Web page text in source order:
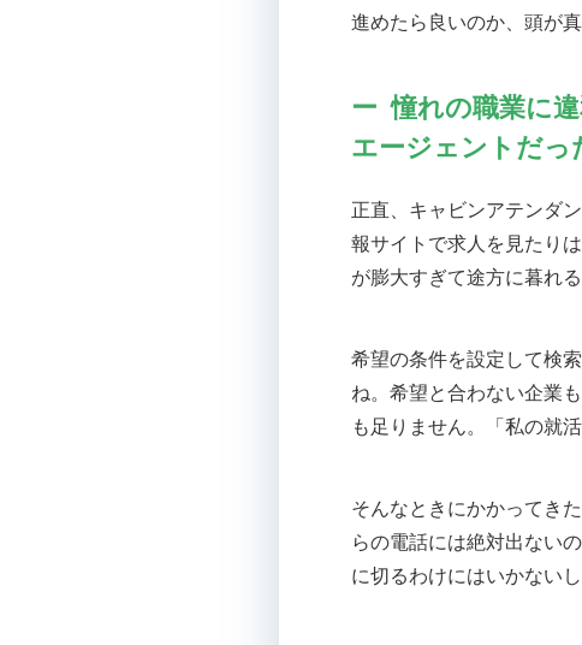
進めたら良いのか、頭が
憧れの職業に
エージェントだっ
正直、キャビンアテンダ
報サイトで求人を見たり
が膨大すぎて途方に暮れ
希望の条件を設定して検
ね。希望と合わない企業
も足りません。「私の就
そんなときにかかってき
らの電話には絶対出ない
に切るわけにはいかない